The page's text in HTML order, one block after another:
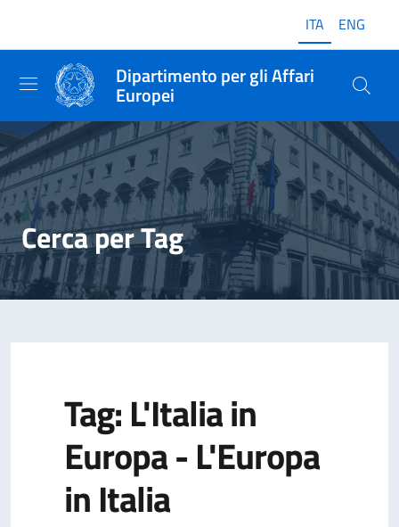
ITA ENG
Dipartimento per gli Affari
Europei
Cerca per Tag
Tag: L'Italia in
Europa - L'Europa
in Italia